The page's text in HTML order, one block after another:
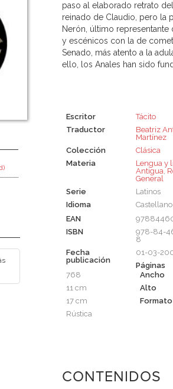
paso al elaborado retrato
reinado de Claudio, pero la
Nerón, último
y escénicos con la de
Senado, más atento a la
ello, los Anales han sido
Escritor
Tácito
Traductor
Beatriz
Martínez
Colección
Clásica
Materia
Lengua y
Antigua,
General
Serie
Latinos
Idioma
Castellano
EAN
ISBN
978-84-
8
Fecha
publicación
01-03-
Páginas
768
Ancho
11 cm
Alto
17 cm
Formato
Rústica
CONTENIDOS